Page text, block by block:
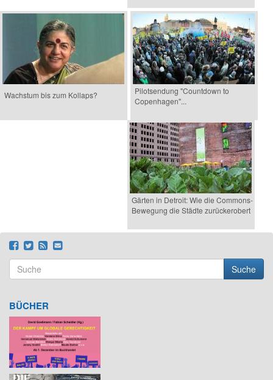
Wachstum bis zum Kollaps?
Pilotsendung "Countdown to
Copenhagen"...
Gärten in Detroit: Wie die Commons-
Bewegung die Städte zurückerobert
Suchformular
Suche
BÜCHER